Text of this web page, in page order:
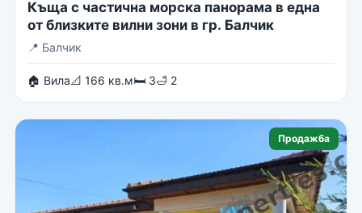
Къща с частична морска панорама в една
от близките вилни зони в гр. Балчик
📍 Балчик
🏠 Вила📐 166 кв.м🛏 3🛁 2
Продажба